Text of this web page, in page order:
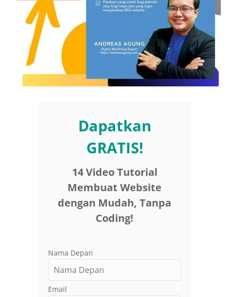
Dapatkan
GRATIS!
14 Video Tutorial
Membuat Website
dengan Mudah, Tanpa
Coding!
Nama Depan
Email